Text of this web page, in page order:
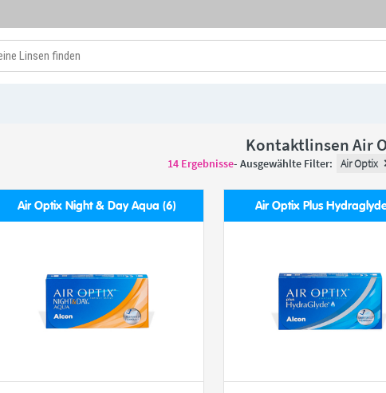
Kontaktlinsen Air
14 Ergebnisse- Ausgewählte Filter: Air Optix
Air Optix Night & Day Aqua (6) Air Optix Plus